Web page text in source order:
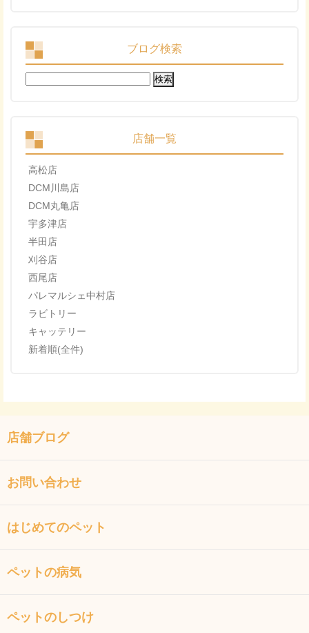
ブログ検索
検
索:
店舗一覧
高松店
DCM川島店
DCM丸亀店
宇多津店
半田店
刈谷店
西尾店
パレマルシェ中村店
ラビトリー
キャッテリー
新着順(全件)
店舗ブログ
お問い合わせ
はじめてのペット
ペットの病気
ペットのしつけ